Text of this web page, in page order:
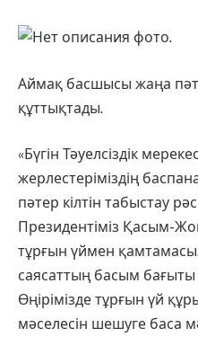
Аймақ басшысы жаңа
құттықтады.
«Бүгін Тәуелсіздік
жерлестеріміздің
пәтер кілтін табыстау
Президентіміз Қасым-
тұрғын үймен
саясаттың басым бағыты
Өңірімізде тұрғын үй
мәселесін шешуге баса